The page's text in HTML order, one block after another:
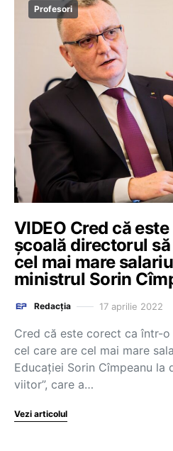
Profesori
VIDEO Cred că
școală directorul
cel mai mare
ministrul Sorin
Redacția 17 aprilie 2022
Cred că este corect ca într-
cel care are cel mai mare
Educației Sorin Cîmpeanu la
viitor”, care a…
Vezi articolul